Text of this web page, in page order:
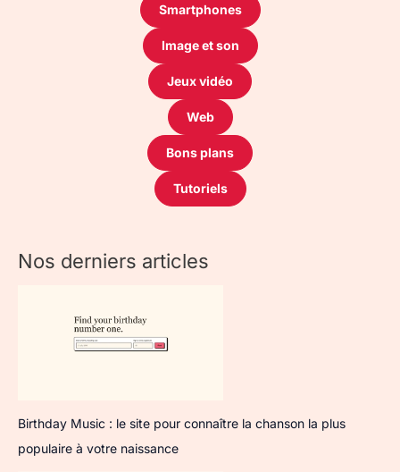
Smartphones
Image et son
Jeux vidéo
Web
Bons plans
Tutoriels
Nos derniers articles
Birthday Music : le site pour connaître la chanson la plus
populaire à votre naissance